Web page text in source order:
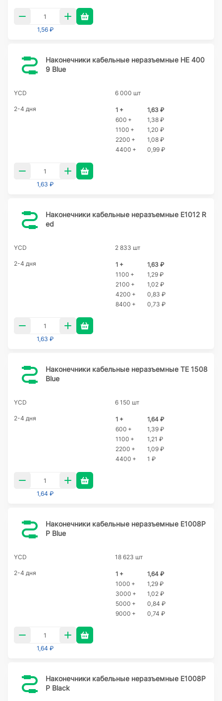
1,56 ₽
Наконечники кабельные неразъемные HE 400
9 Blue
YCD 6 000 шт
2-4 дня 1 +
1,63 ₽
600 +
1,38 ₽
1100 +
1,20 ₽
2200 +
1,08 ₽
4400 +
0,99 ₽
1,63 ₽
Наконечники кабельные неразъемные E1012 R
ed
YCD 2 833 шт
2-4 дня 1 +
1,63 ₽
1100 +
1,29 ₽
2100 +
1,02 ₽
4200 +
0,83 ₽
8400 +
0,73 ₽
1,63 ₽
Наконечники кабельные неразъемные TE 1508
Blue
YCD 6 150 шт
2-4 дня 1 +
1,64 ₽
600 +
1,39 ₽
1100 +
1,21 ₽
2200 +
1,09 ₽
4400 +
1 ₽
1,64 ₽
Наконечники кабельные неразъемные E1008P
P Blue
YCD 18 623 шт
2-4 дня 1 +
1,64 ₽
1000 +
1,29 ₽
3000 +
1,02 ₽
5000 +
0,84 ₽
9000 +
0,74 ₽
1,64 ₽
Наконечники кабельные неразъемные E1008P
P Black